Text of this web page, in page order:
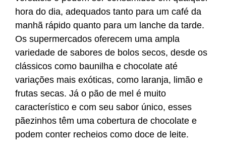
hora do dia, adequados tanto para um café da
manhã rápido quanto para um lanche da tarde.
Os supermercados oferecem uma ampla
variedade de sabores de bolos secos, desde os
clássicos como baunilha e chocolate até
variações mais exóticas, como laranja, limão e
frutas secas. Já o pão de mel é muito
característico e com seu sabor único, esses
pãezinhos têm uma cobertura de chocolate e
podem conter recheios como doce de leite.